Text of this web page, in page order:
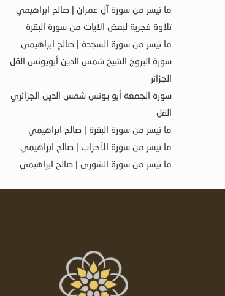
ما تيسر من سورة آل عمران | صالح ابراهيمي
تلاوة فجرية لبعض الآيات من سورة البقرة
ما تيسر من سورة السجدة | صالح ابراهيمي
سورة البروج الشيخ شمس الدين أبويونس القل
الجزائر
سورة الجمعة أبو يونس شمس الدين الجزائري
القل
ما تيسر من سورة البقرة | صالح ابراهيمي
ما تيسر من سورة الأحزاب | صالح ابراهيمي
ما تيسر من سورة الشورى | صالح ابراهيمي